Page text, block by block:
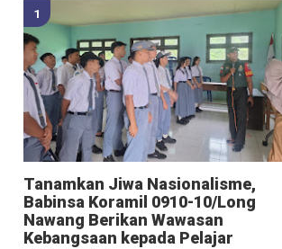
Tanamkan Jiwa Nasionalisme,
Babinsa Koramil 0910-10/Long
Nawang Berikan Wawasan
Kebangsaan kepada Pelajar